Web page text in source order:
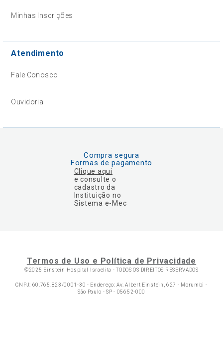
Minhas Inscrições
Atendimento
Fale Conosco
Ouvidoria
Compra segura
Formas de pagamento
Clique aqui
e consulte o
cadastro da
Instituição no
Sistema e-Mec
Termos de Uso e Política de Privacidade
©2025 Einstein Hospital Israelita -TODOS OS DIREITOS RESERVADOS
CNPJ: 60.765.823/0001-30 - Endereço: Av. Albert Einstein, 627 - Morumbi -
São Paulo - SP - 05652-000